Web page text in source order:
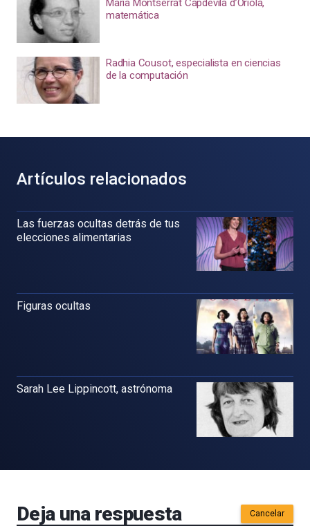
matemática
Radhia Cousot, especialista en ciencias
de la computación
Artículos relacionados
Las fuerzas ocultas detrás de tus
elecciones alimentarias
Figuras ocultas
Sarah Lee Lippincott, astrónoma
Deja una respuesta Cancelar